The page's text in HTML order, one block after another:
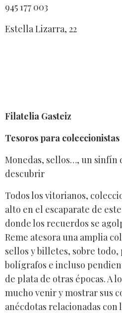
945 177 003
Estella Lizarra, 22
Filatelia Gasteiz
Tesoros para coleccionistas
Monedas, sellos…, un sinfín
descubrir
Todos los vitorianos,
alto en el escaparate de
donde los recuerdos se
Reme atesora una amplia
sellos y billetes, sobre
bolígrafos e incluso
de plata de otras épocas. A
mucho venir y mostrar sus
anécdotas relacionadas con